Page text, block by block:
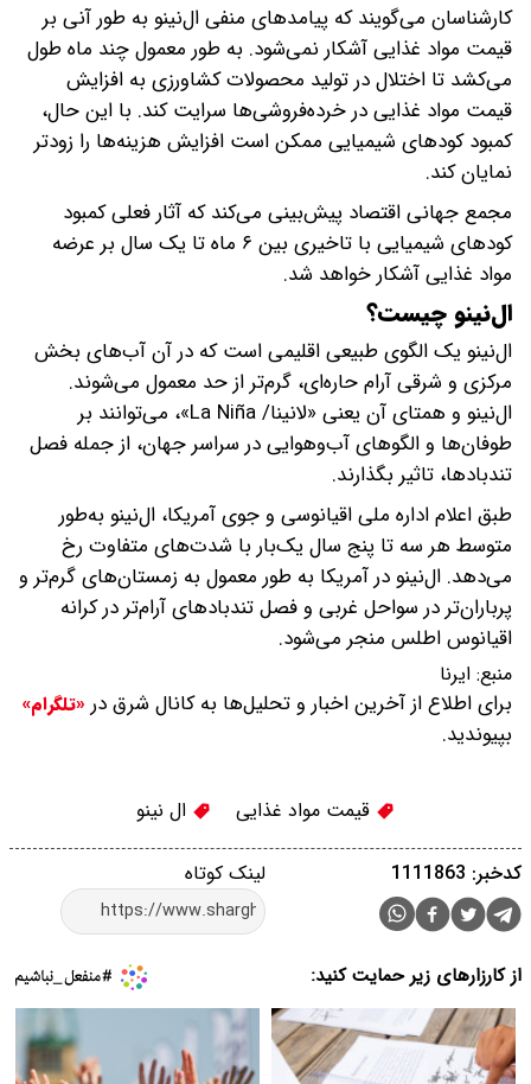
کارشناسان می‌گویند که پیامدهای منفی ال‌نینو به طور آنی بر
قیمت مواد غذایی آشکار نمی‌شود. به طور معمول چند ماه طول
می‌کشد تا اختلال در تولید محصولات کشاورزی به افزایش
قیمت مواد غذایی در خرده‌فروشی‌ها سرایت کند. با این حال،
کمبود کودهای شیمیایی ممکن است افزایش هزینه‌ها را زودتر
نمایان کند.
مجمع جهانی اقتصاد پیش‌بینی می‌کند که آثار فعلی کمبود
کودهای شیمیایی با تاخیری بین ۶ ماه تا یک سال بر عرضه
مواد غذایی آشکار خواهد شد.
ال‌نینو چیست؟
ال‌نینو یک الگوی طبیعی اقلیمی است که در آن آب‌های بخش
مرکزی و شرقی آرام حاره‌ای، گرم‌تر از حد معمول می‌شوند.
ال‌نینو و همتای آن یعنی «لانینا/ La Niña»، می‌توانند بر
طوفان‌ها و الگوهای آب‌وهوایی در سراسر جهان، از جمله فصل
تندبادها، تاثیر بگذارند.
طبق اعلام اداره ملی اقیانوسی و جوی آمریکا، ال‌نینو به‌طور
متوسط هر سه تا پنج سال یک‌بار با شدت‌های متفاوت رخ
می‌دهد. ال‌نینو در آمریکا به طور معمول به زمستان‌های گرم‌تر و
پرباران‌تر در سواحل غربی و فصل تندبادهای آرام‌تر در کرانه
اقیانوس اطلس منجر می‌شود.
منبع: ایرنا
برای اطلاع از آخرین اخبار و تحلیل‌ها به کانال شرق در «تلگرام»
بپیوندید.
قیمت مواد غذایی ال نینو
لینک کوتاه کدخبر: 1111863
از کارزارهای زیر حمایت کنید: